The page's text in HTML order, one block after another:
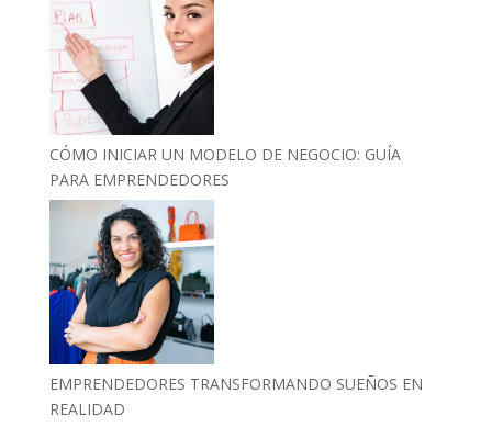
CÓMO INICIAR UN MODELO DE NEGOCIO: GUÍA
PARA EMPRENDEDORES
EMPRENDEDORES TRANSFORMANDO SUEÑOS EN
REALIDAD